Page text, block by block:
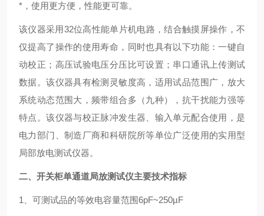
*，使用更方便，性能更可靠。
该仪器采用32位高性能单片机电路，结合触摸屏操作，不
仅提高了操作的使用寿命，同时也具有以下功能：一键自
动校正；高压试验电压分压比可设置；串口通讯上传测试
数据。该仪器具有检测灵敏度高，适用试品范围广，放大
系统动态范围大，频带组合多（九种），抗干扰能力强等
特点。该仪器与校正脉冲发生器、输入单元配合使用，是
电力部门、制造厂商和科研院所等单位广泛使用的实用型
局部放电测试仪器。
二、开关柜单通道局放测试仪主要技术指标
1、可测试品的等效电容量范围6pF~250µF